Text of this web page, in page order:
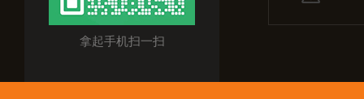
拿起手机扫一扫